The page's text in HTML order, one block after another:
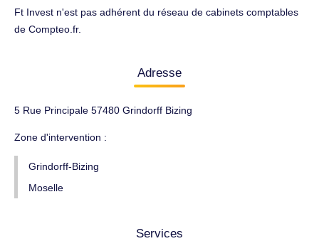
Ft Invest n'est pas adhérent du réseau de cabinets comptables
de Compteo.fr.
Adresse
5 Rue Principale 57480 Grindorff Bizing
Zone d'intervention :
Grindorff-Bizing
Moselle
Services